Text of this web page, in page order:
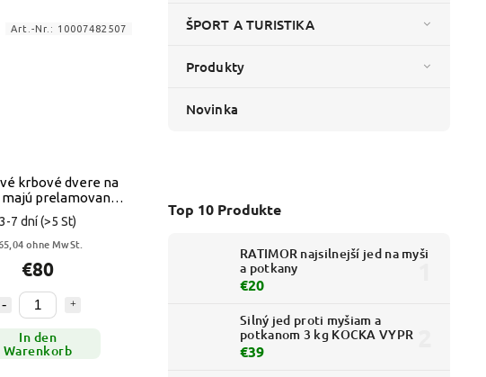
ŠPORT A TURISTIKA
Produkty
Novinka
Top 10 Produkte
RATIMOR najsilnejší jed na myši
a potkany
€20
Silný jed proti myšiam a
potkanom 3 kg KOCKA VYPR
€39
krbové dvere na
majú prelamovaný
rošt
3-7 dní(>5 St)
ohne MwSt.
€80
In den
Warenkorb
Art.-Nr.: 10007482507